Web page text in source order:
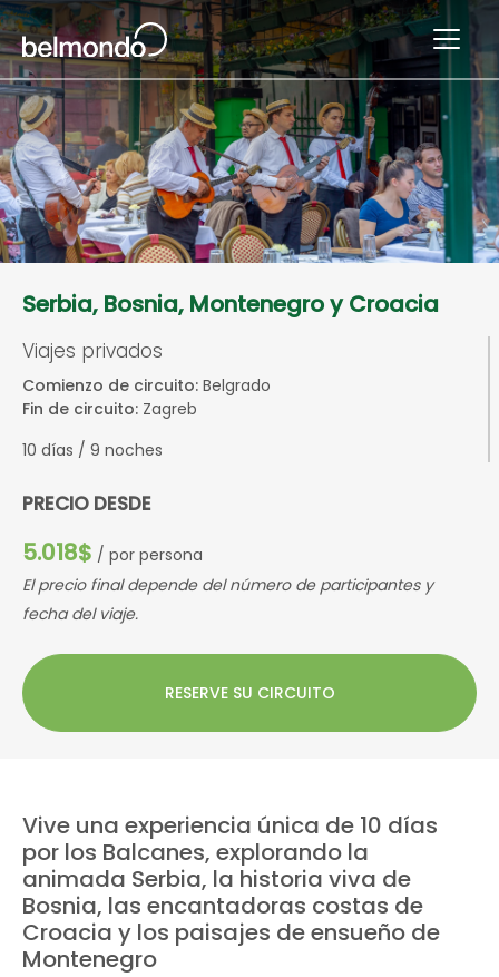
Serbia, Bosnia, Montenegro y Croacia
Viajes privados
Comienzo de circuito: Belgrado
Fin de circuito: Zagreb
10 días / 9 noches
PRECIO DESDE
5.018$ / por persona
El precio final depende del número de participantes y
fecha del viaje.
RESERVE SU CIRCUITO
Vive una experiencia única de 10 días
por los Balcanes, explorando la
animada Serbia, la historia viva de
Bosnia, las encantadoras costas de
Croacia y los paisajes de ensueño de
Montenegro